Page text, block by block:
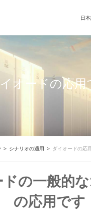
日
オードの応用
> シナリオの適用 > ダイオードの応
の一般的
の応用です